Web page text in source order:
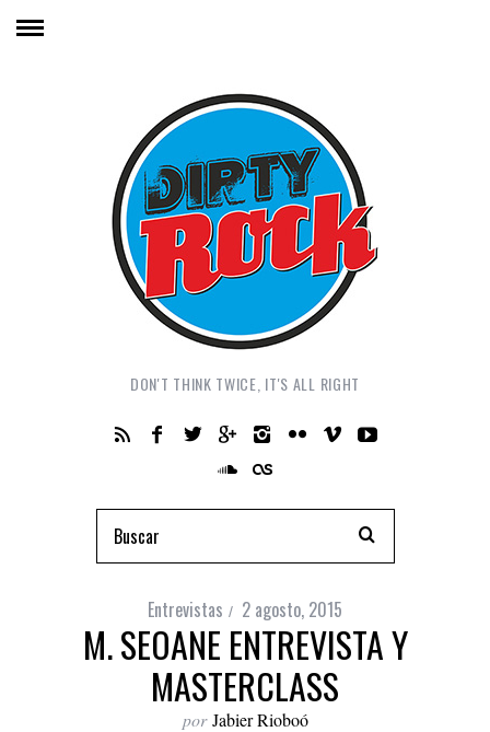
DON'T THINK TWICE, IT'S ALL RIGHT
Entrevistas 2 agosto, 2015
M. SEOANE ENTREVISTA Y
MASTERCLASS
por Jabier Rioboó